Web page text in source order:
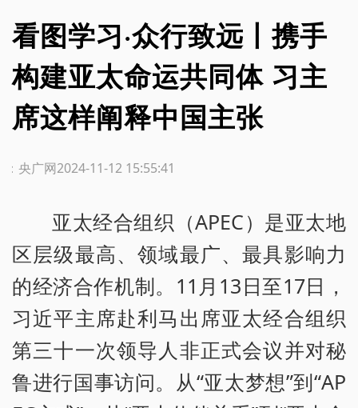
看图学习·众行致远丨携手
构建亚太命运共同体 习主
席这样阐释中国主张
2024-11-12 15:55:41
：央广网
亚太经合组织（APEC）是亚太地
区层级最高、领域最广、最具影响力
的经济合作机制。11月13日至17日，
习近平主席赴利马出席亚太经合组织
第三十一次领导人非正式会议并对秘
鲁进行国事访问。从“亚太梦想”到“AP